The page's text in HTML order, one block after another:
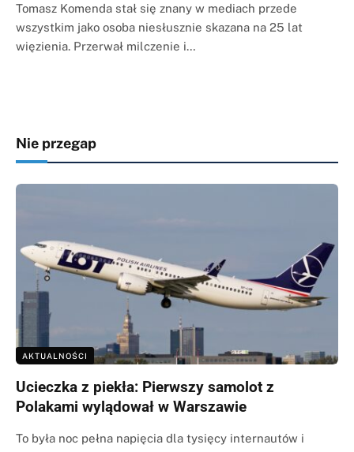
Tomasz Komenda stał się znany w mediach przede
wszystkim jako osoba niesłusznie skazana na 25 lat
więzienia. Przerwał milczenie i…
Nie przegap
AKTUALNOŚCI
Ucieczka z piekła: Pierwszy samolot z
Polakami wylądował w Warszawie
To była noc pełna napięcia dla tysięcy internautów i